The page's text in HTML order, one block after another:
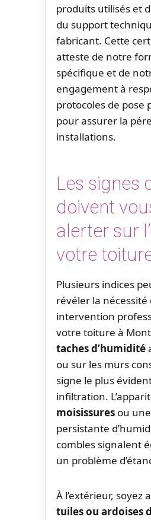
produits utilisés et
du support
fabricant. Cette
atteste de notre
spécifique et de
engagement à
protocoles de pose
pour assurer la
installations.
Les signes
doivent
alerter sur
votre
Plusieurs indices
révéler la nécessité
intervention
votre toiture à
taches d’humidité
ou sur les murs
signe le plus
infiltration.
moisissures ou
persistante
combles signalent
un problème
À l’extérieur, soyez
tuiles ou ardoises